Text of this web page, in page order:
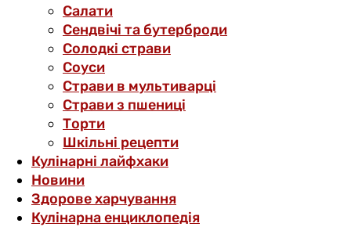
Салати
Сендвічі та бутерброди
Солодкі страви
Соуси
Страви в мультиварці
Страви з пшениці
Торти
Шкільні рецепти
Кулінарні лайфхаки
Новини
Здорове харчування
Кулінарна енциклопедія